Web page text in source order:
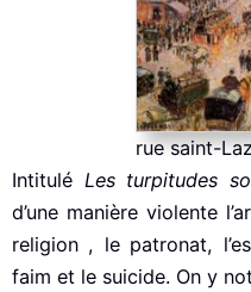
rue saint-
Intitulé Les turpitudes
d’une manière violente
religion , le patronat,
faim et le suicide. On y